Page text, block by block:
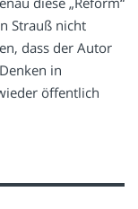
Strauß nicht
dass der Autor
in
öffentlich